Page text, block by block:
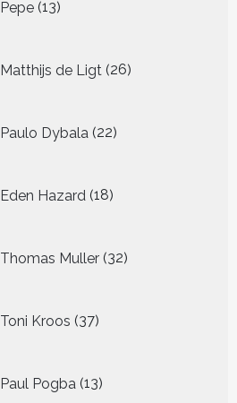
Pepe 13
producten
Matthijs de Ligt 26
producten
Paulo Dybala 22
producten
Eden Hazard 18
producten
Thomas Muller 32
producten
Toni Kroos 37
producten
Paul Pogba 13
producten